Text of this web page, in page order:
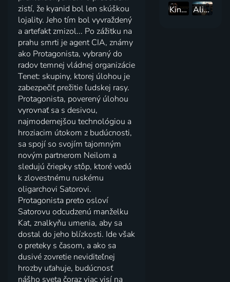
zistí, že kyanid bol len skúškou
lojality. Jeho tím bol vyvraždený
a artefakt zmizol... Po zážitku na
prahu smrti je agent CIA, známy
ako Protagonista, vybraný do
radov temnej vládnej organizácie
Tenet: skupiny, ktorej úlohou je
zabezpečiť prežitie ľudskej rasy.
Protagonista, poverený úlohou
vyrovnať sa s desivou,
najmodernejšou technológiou a
hroziacim útokom z budúcnosti,
sa spojí so svojím tajomným
novým partnerom Neilom a
sledujú čriepky stôp, ktoré vedú
k zlovestnému ruskému
oligarchovi Satorovi.
Protagonista preto osloví
Satorovu odcudzenú manželku
Kat, znalkyňu umenia, aby sa
dostal do jeho blízkosti. Ide však
o preteky s časom, a ako sa
dusivé zovretie neviditeľnej
hrozby uťahuje, budúcnosť
nášho sveta čoraz viac visí na
Kingsman: Tajná služba
Alita: Bojový anjel